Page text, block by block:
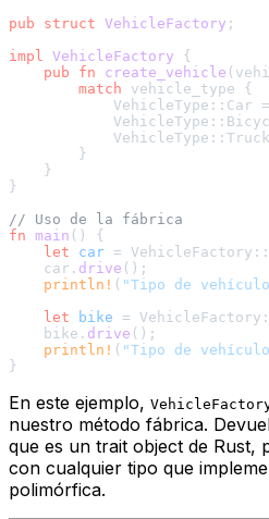
pub
struct VehicleFactory ;
impl
VehicleFactory {
pub
fn create_vehicle
match vehicle_type {
VehicleType::Car
        }
    }
}
// Uso de la fábrica
fn main () {
let
car = VehicleFactory::
    car.
drive ();
println! ( "Tipo de
let
bike =
    bike.
drive ();
println! ( "Tipo de
En este ejemplo,
nuestro método fábrica.
que es un trait object de Rust,
con cualquier tipo que
polimórfica.